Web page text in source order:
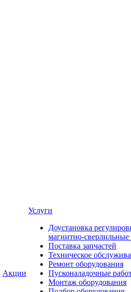
Акции
Услуги
Доустановка
магнитно-сверлильные
Поставка запчастей
Техническое
Ремонт оборудования
Пусконаладочные
Монтаж оборудования